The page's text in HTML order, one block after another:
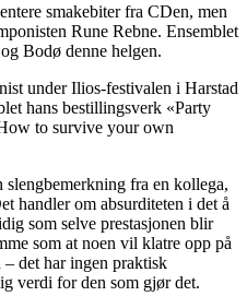
smakebiter fra CDen, men
Rune Rebne. Ensemblet
Bodø denne helgen.
under Ilios-festivalen i Harstad
hans bestillingsverk «Party
to survive your own
fra en kollega,
handler om absurditeten i det å
som selve prestasjonen blir
som at noen vil klatre opp på
det har ingen praktisk
verdi for den som gjør det.